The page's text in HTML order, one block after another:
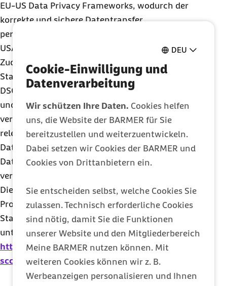
DEU
Cookie-Einwilligung und
Datenverarbeitung
Wir schützen Ihre Daten. Cookies helfen
uns, die Website der BARMER für Sie
bereitzustellen und weiterzuentwickeln.
Dabei setzen wir Cookies der BARMER und
Cookies von Drittanbietern ein.
Sie entscheiden selbst, welche Cookies Sie
zulassen. Technisch erforderliche Cookies
sind nötig, damit Sie die Funktionen
unserer Website und den Mitgliederbereich
Meine BARMER nutzen können. Mit
weiteren Cookies können wir z. B.
Werbeanzeigen personalisieren und Ihnen
EU-US Data Privacy Frameworks, wodurch der
korrekte und sichere Datentransfer
personenbezogener Daten von EU-Bürgern in die
USA geregelt wird.
Zudem verwendet Google sogenannte
Standardvertragsklauseln (= Art. 46. Abs. 2 und 3
DSGVO). Durch das EU-US Data Privacy Framework
und durch die Standardvertragsklauseln
verpflichtet sich Google, bei der Verarbeitung Ihrer
relevanten Daten, das europäische
Datenschutzniveau einzuhalten, selbst wenn die
Daten in den USA gespeichert, verarbeitet und
verwaltet werden.
Die Datenverarbeitungsbedingung (Data
Processing Agreement), welche auf die
Standardvertragsklauseln verweisen, finden Sie
unter
https://firebase.google.com/terms/firebase-
sccs-eu-c2p.